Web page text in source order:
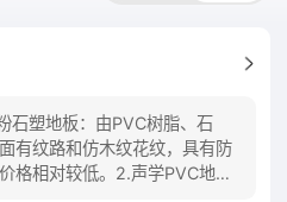
石塑地板：由PVC树脂、石
有纹路和仿木纹花纹，具有防
格相对较低。2.声学PVC地